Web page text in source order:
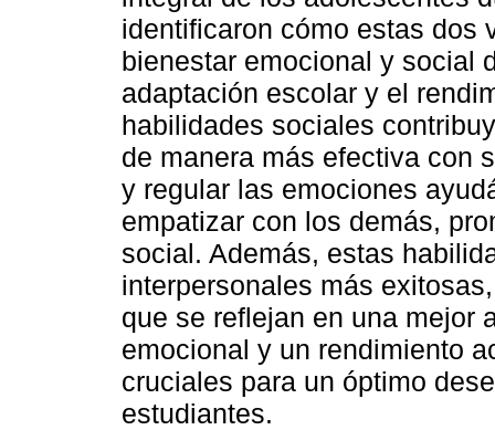
identificaron cómo estas dos
bienestar emocional y social
adaptación escolar y el
habilidades sociales
de manera más efectiva con
y regular las emociones
empatizar con los demás,
social. Además, estas
interpersonales más
que se reflejan en una mejor
emocional y un rendimiento
cruciales para un óptimo
estudiantes.